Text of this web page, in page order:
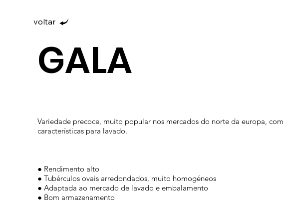
GALA
Variedade precoce, muito popular nos mercados do norte da europa,
características para lavado.
● Rendimento alto
● Tubérculos ovais arredondados, muito homogéneos
● Adaptada ao mercado de lavado e embalamento
● Bom armazenamento
voltar